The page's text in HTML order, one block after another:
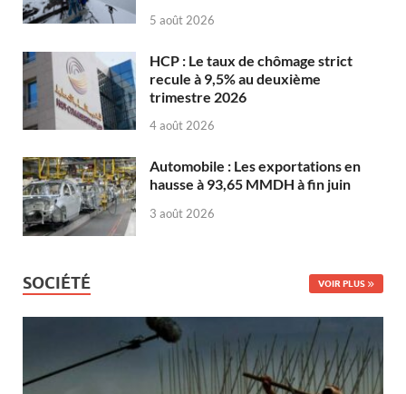
5 août 2026
HCP : Le taux de chômage strict
recule à 9,5% au deuxième
trimestre 2026
4 août 2026
Automobile : Les exportations en
hausse à 93,65 MMDH à fin juin
3 août 2026
SOCIÉTÉ VOIR PLUS